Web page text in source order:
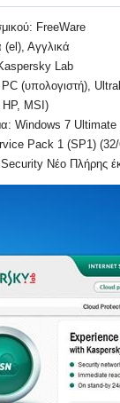
FreeWare
(el), Αγγλικά
Lab
(υπολογιστή),
MSI)
Windows 7
Pack 1 (SP1)
Νέο Πλήρης